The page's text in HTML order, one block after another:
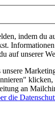
indem du
auf unserer
klicken,
an
die